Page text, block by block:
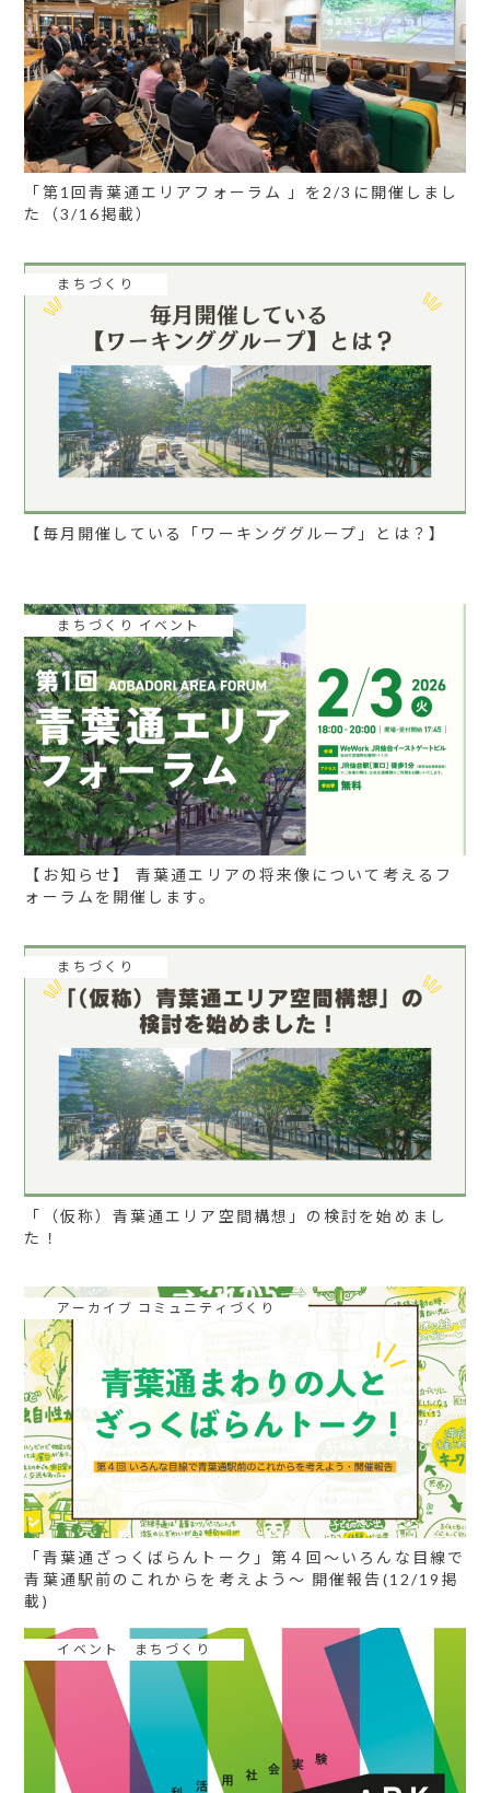
「第1回青葉通エリアフォーラム 」を2/3に開催しまし
た（3/16掲載）
まちづくり
【毎月開催している「ワーキンググループ」とは？】
まちづくり イベント
【お知らせ】 青葉通エリアの将来像について考えるフ
ォーラムを開催します。
まちづくり
「（仮称）青葉通エリア空間構想」の検討を始めまし
た！
アーカイブ コミュニティづくり
「青葉通ざっくばらんトーク」第４回〜いろんな目線で
青葉通駅前のこれからを考えよう〜 開催報告(12/19掲
載)
イベント まちづくり